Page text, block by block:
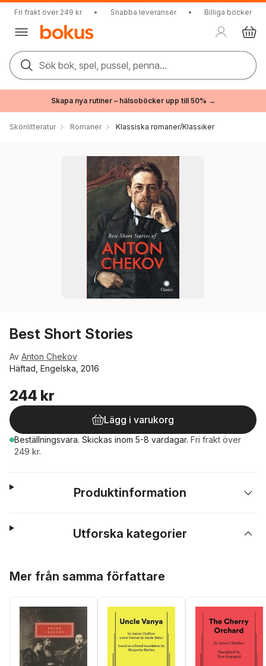
Fri frakt över 249 kr • Snabba leveranser • Billiga böcker
Sök bok, spel, pussel, penna...
Skapa nya rutiner – hälsoböcker upp till 50% →
Skönlitteratur Romaner Klassiska romaner/Klassiker
Best Short Stories
Av Anton Chekov
Häftad, Engelska, 2016
244 kr
Lägg i varukorg
Beställningsvara. Skickas inom 5-8 vardagar. Fri frakt över
249 kr.
Produktinformation
Utforska kategorier
Mer från samma författare